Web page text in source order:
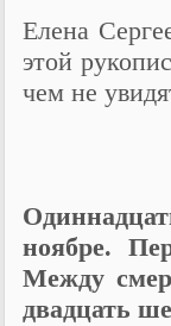
Елена
этой
чем не
ноябре.
Между
двадцать